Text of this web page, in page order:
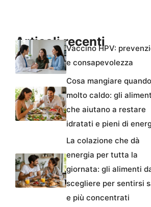
Articoli recenti
Vaccino HPV:
e consapevolezza
Cosa mangiare
molto caldo: gli
che aiutano a restare
idratati e pieni di
La colazione che dà
energia per tutta la
giornata: gli alimenti
scegliere per sentirsi
e più concentrati